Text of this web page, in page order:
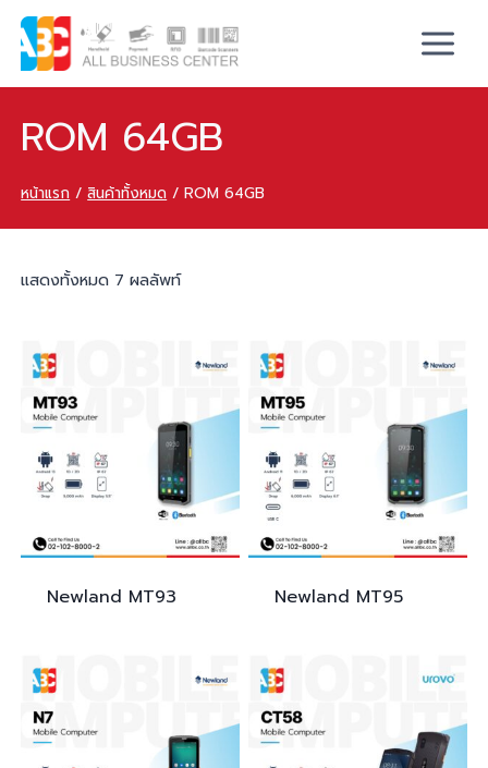
ROM 64GB
หน้าแรก / สินค้าทั้งหมด / ROM 64GB
แสดงทั้งหมด 7 ผลลัพท์
Newland MT93 Newland MT95